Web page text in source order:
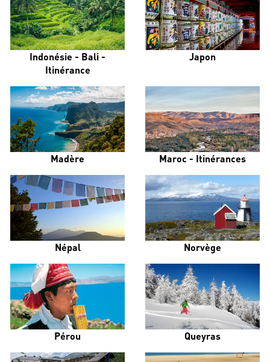
Indonésie - Bali -
Itinérance
Japon
Madère Maroc - Itinérances
Népal Norvège
Pérou Queyras